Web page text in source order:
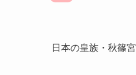
日本の皇族・秋篠